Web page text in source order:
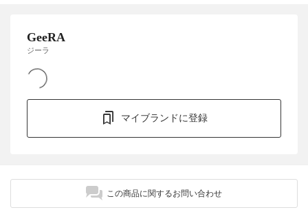
GeeRA
ジーラ
マイブランドに登録
この商品に関するお問い合わせ